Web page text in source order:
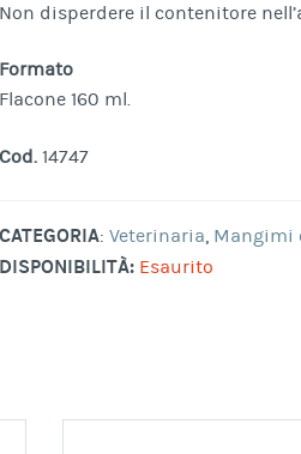
Non disperdere il contenitore
Formato
Flacone 160 ml.
Cod.14747
CATEGORIA: Veterinaria, Mangimi
DISPONIBILITÀ: Esaurito